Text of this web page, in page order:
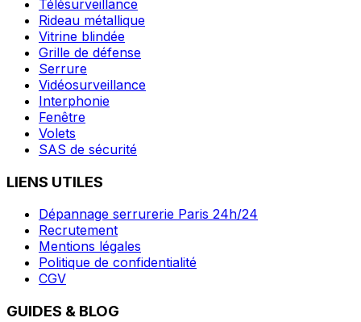
Télésurveillance
Rideau métallique
Vitrine blindée
Grille de défense
Serrure
Vidéosurveillance
Interphonie
Fenêtre
Volets
SAS de sécurité
LIENS UTILES
Dépannage serrurerie Paris 24h/24
Recrutement
Mentions légales
Politique de confidentialité
CGV
GUIDES & BLOG